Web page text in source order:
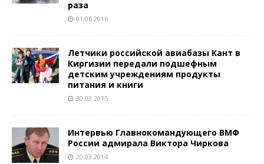
раза
01.06.2016
Летчики российской авиабазы Кант в
Киргизии передали подшефным
детским учреждениям продукты
питания и книги
30.03.2015
Интервью Главнокомандующего ВМФ
России адмирала Виктора Чиркова
20.03.2014